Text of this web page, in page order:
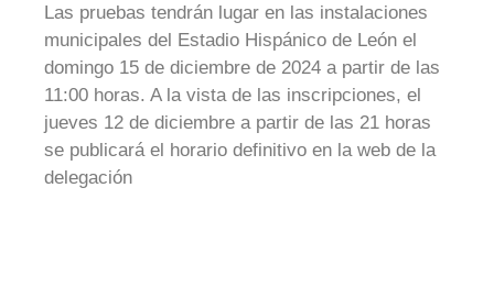
Las pruebas tendrán lugar en las instalaciones
municipales del Estadio Hispánico de León el
domingo 15 de diciembre de 2024 a partir de las
11:00 horas. A la vista de las inscripciones, el
jueves 12 de diciembre a partir de las 21 horas
se publicará el horario definitivo en la web de la
delegación